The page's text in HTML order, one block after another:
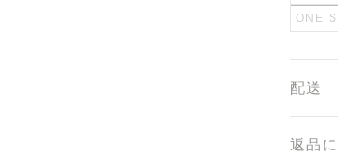
ONE
配送
返品